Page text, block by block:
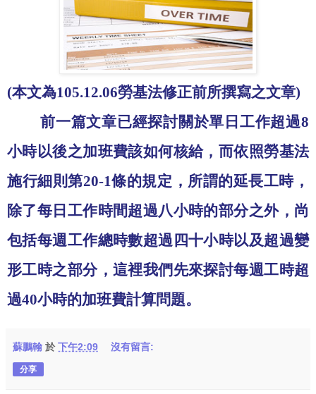
(本文為105.12.06勞基法修正前所撰寫之文章)
前一篇文章已經探討關於單日工作超過8
小時以後之加班費該如何核給，而依照勞基法
施行細則第20-1條的規定，所謂的延長工時，
除了每日工作時間超過八小時的部分之外，尚
包括每週工作總時數超過四十小時以及超過變
形工時之部分，這裡我們先來探討每週工時超
過40小時的加班費計算問題。
蘇鵬翰 於下午2:09 沒有留言:
分享